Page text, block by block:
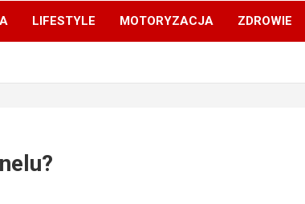
LIFESTYLE MOTORYZACJA ZDROWIE